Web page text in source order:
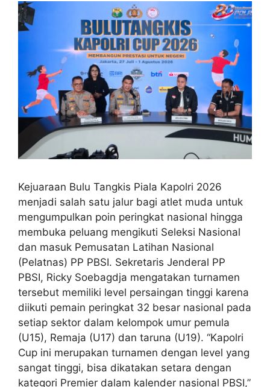
Kejuaraan Bulu Tangkis Piala Kapolri 2026
menjadi salah satu jalur bagi atlet muda untuk
mengumpulkan poin peringkat nasional hingga
membuka peluang mengikuti Seleksi Nasional
dan masuk Pemusatan Latihan Nasional
(Pelatnas) PP PBSI. Sekretaris Jenderal PP
PBSI, Ricky Soebagdja mengatakan turnamen
tersebut memiliki level persaingan tinggi karena
diikuti pemain peringkat 32 besar nasional pada
setiap sektor dalam kelompok umur pemula
(U15), Remaja (U17) dan taruna (U19). “Kapolri
Cup ini merupakan turnamen dengan level yang
sangat tinggi, bisa dikatakan setara dengan
kategori Premier dalam kalender nasional PBSI,”